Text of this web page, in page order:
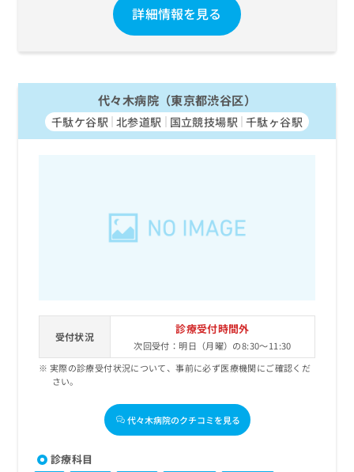
詳細情報を見る
代々木病院（東京都渋谷区）
千駄ケ谷駅 北参道駅 国立競技場駅 千駄ヶ谷駅
受付状況
診療受付時間外
次回受付：明日（月曜）の8:30～11:30
実際の診療受付状況について、事前に必ず医療機関にご確認くだ
さい。
代々木病院のクチコミを見る
診療科目